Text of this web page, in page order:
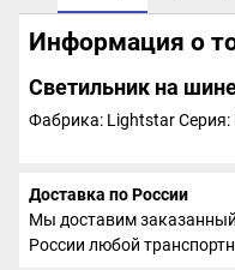
Информация о
Светильник на
Фабрика: LightstarСерия:
Доставка по России
Мы доставим
России любой